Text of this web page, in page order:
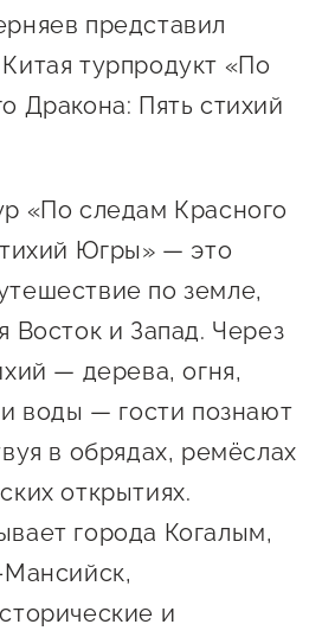
продукции
"Мой
поддержка
поддержка
поддержка
представил
турпродукт «По
Дракона: Пять стихий
«По следам Красного
Югры» — это
по земле,
Восток и Запад. Через
— дерева, огня,
воды — гости познают
в обрядах, ремёслах
открытиях.
города Когалым,
и